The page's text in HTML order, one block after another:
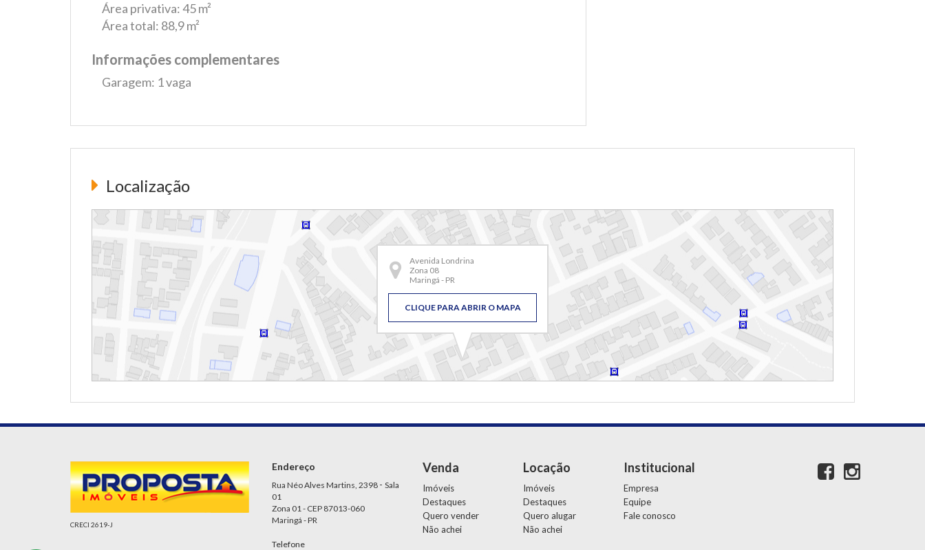
Área privativa: 45 m²
Área total: 88,9 m²
Informações complementares
Garagem: 1 vaga
Localização
Avenida Londrina
Zona 08
Maringá - PR
CLIQUE PARA ABRIR O MAPA
CRECI 2619-J
Endereço
Rua Néo Alves Martins, 2398 - Sala
01
Zona 01 - CEP 87013-060
Maringá - PR
Telefone
Venda
Imóveis
Destaques
Quero vender
Não achei
Locação
Imóveis
Destaques
Quero alugar
Não achei
Institucional
Empresa
Equipe
Fale conosco